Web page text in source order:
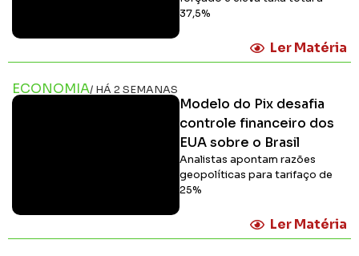
37,5%
Ler Matéria
ECONOMIA/ HÁ 2 SEMANAS
Modelo do Pix desafia
controle financeiro dos
EUA sobre o Brasil
Analistas apontam razões
geopolíticas para tarifaço de
25%
Ler Matéria